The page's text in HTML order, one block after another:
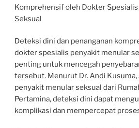
Komprehensif oleh Dokter
Seksual
Deteksi dini dan penanganan
dokter spesialis penyakit menular
penting untuk mencegah
tersebut. Menurut Dr. Andi Kusuma,
penyakit menular seksual dari
Pertamina, deteksi dini dapat
komplikasi dan mempercepat